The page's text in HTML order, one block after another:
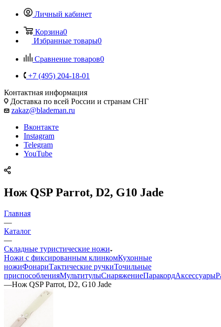
Личный кабинет
Корзина0
Избранные товары0
Сравнение товаров0
+7 (495) 204-18-01
Контактная информация
Доставка по всей России и странам СНГ
zakaz@blademan.ru
Вконтакте
Instagram
Telegram
YouTube
Нож QSP Parrot, D2, G10 Jade
Главная
—
Каталог
—
Складные туристические ножи
Ножи с фиксированным клинкомКухонные
ножиФонариТактические ручкиТочильные
приспособленияМультитулыСнаряжениеПаракордАксессуары
—Нож QSP Parrot, D2, G10 Jade